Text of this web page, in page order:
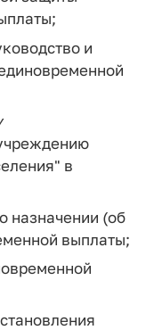
и
в
назначении (об
выплаты;